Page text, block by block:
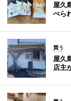
屋久
べら
買う
屋久
店主